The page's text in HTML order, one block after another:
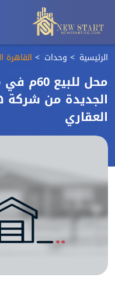
الرئيسية وحدات القاهرة
محل
الجديدة من شركة
العقاري